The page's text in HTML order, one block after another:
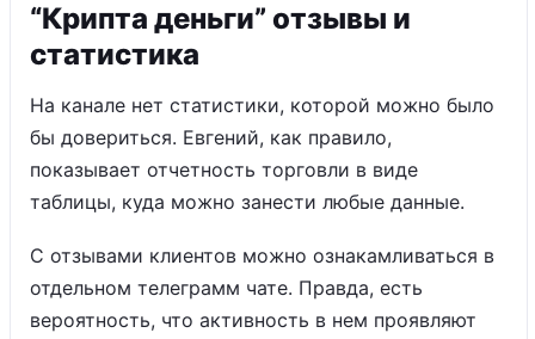
“Крипта деньги” отзывы и
статистика
На канале нет статистики, которой можно было
бы довериться. Евгений, как правило,
показывает отчетность торговли в виде
таблицы, куда можно занести любые данные.
С отзывами клиентов можно ознакамливаться в
отдельном телеграмм чате. Правда, есть
вероятность, что активность в нем проявляют